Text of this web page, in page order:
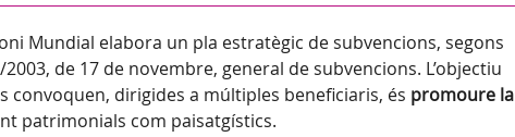
Mundial elabora un pla estratègic de subvencions, segons
de 17 de novembre, general de subvencions. L’objectiu
convoquen, dirigides a múltiples beneficiaris, és promoure la
patrimonials com paisatgístics.